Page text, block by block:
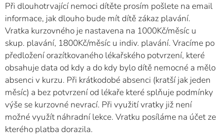
Při dlouhotrvající nemoci dítěte prosím pošlete na email
informace, jak dlouho bude mít dítě zákaz plavání.
Vratka kurzovného je nastavena na 1000Kč/měsíc u
skup. plavání, 1800Kč/měsíc u indiv. plavání. Vracíme po
předložení orazítkovaného lékařského potvrzení, které
obsahuje data od kdy a do kdy bylo dítě nemocné a mělo
absenci v kurzu. Při krátkodobé absenci (kratší jak jeden
měsíc) a bez potvrzení od lékaře které splňuje podmínky
výše se kurzovné nevrací. Při využití vratky již není
možné využít náhradní lekce. Vratku posíláme na účet ze
kterého platba dorazila.